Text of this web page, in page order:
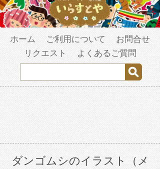
ホーム ご利用について
お問合せ
リクエスト
よくあるご質問
ダンゴムシのイラスト（メ